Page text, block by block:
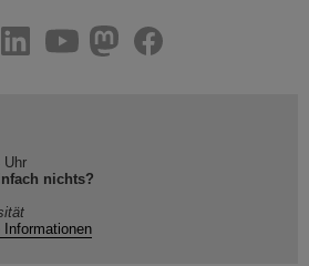
facebook
Uhr
nichts?
Informationen